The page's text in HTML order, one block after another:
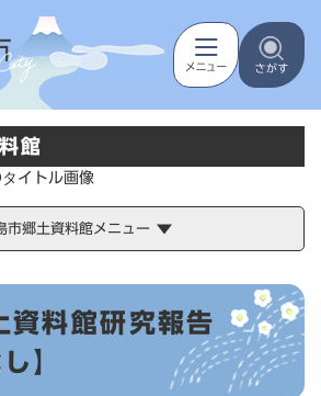
ニューを飛ばして本文へ
館
市郷土資料館メニュー
資料館研究報告
】